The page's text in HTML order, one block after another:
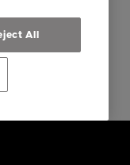
All